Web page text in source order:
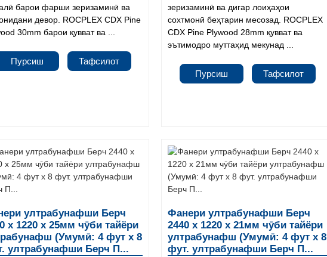
барои фарши зеризаминӣ ва
девор. ROCPLEX CDX Pine
30mm барои қувват ва ...
Пурсиш Тафсилот
зеризаминӣ ва дигар лоиҳаҳои
сохтмонӣ беҳтарин месозад. ROCPLEX
CDX Pine Plywood 28mm қувват ва
эътимодро муттаҳид мекунад ...
Пурсиш Тафсилот
ултрабунафши Берч
x 1220 x 25мм чӯби тайёри
(Умумӣ: 4 фут x 8
ултрабунафши Берч П...
Фанери ултрабунафши Берч
2440 x 1220 x 21мм чӯби тайёри
ултрабунафш (Умумӣ: 4 фут x 8
фут. ултрабунафши Берч П...